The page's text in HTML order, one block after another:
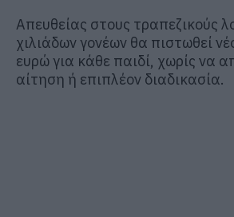
Απευθείας στους τραπεζικούς
χιλιάδων γονέων θα πιστωθεί
ευρώ για κάθε παιδί, χωρίς να
αίτηση ή επιπλέον διαδικασία.